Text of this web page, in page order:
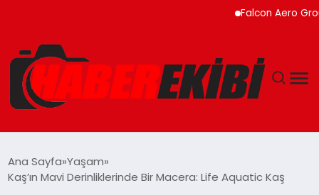
Falcon Aero Group,
GÜNCEL
Ana Sayfa Yaşam
Kaş’ın Mavi Derinliklerinde Bir Macera: Life Aquatic Kaş